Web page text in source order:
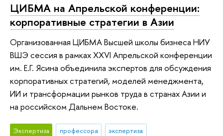
ЦИБМА на Апрельской конференции:
корпоративные стратегии в Азии
Организованная ЦИБМА Высшей школы бизнеса НИУ
ВШЭ сессия в рамках XXVI Апрельской конференции
им. Е.Г. Ясина объединила экспертов для обсуждения
корпоративных стратегий, моделей менеджмента,
ИИ и трансформации рынков труда в странах Азии и
на российском Дальнем Востоке.
Экспертиза профессора
экспертиза